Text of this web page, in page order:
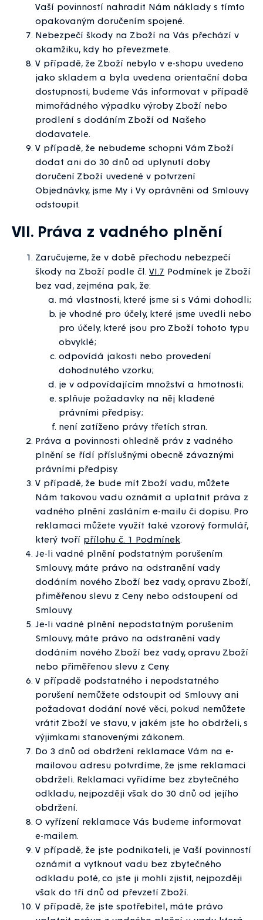
Vaší povinností nahradit Nám náklady s tímto
opakovaným doručením spojené.
Nebezpečí škody na Zboží na Vás přechází v
okamžiku, kdy ho převezmete.
V případě, že Zboží nebylo v e-shopu uvedeno
jako skladem a byla uvedena orientační doba
dostupnosti, budeme Vás informovat v případě
mimořádného výpadku výroby Zboží nebo
prodlení s dodáním Zboží od Našeho
dodavatele.
V případě, že nebudeme schopni Vám Zboží
dodat ani do 30 dnů od uplynutí doby
doručení Zboží uvedené v potvrzení
Objednávky, jsme My i Vy oprávněni od Smlouvy
odstoupit.
VII. Práva z vadného plnění
Zaručujeme, že v době přechodu nebezpečí
škody na Zboží podle čl. VI.7 Podmínek je Zboží
bez vad, zejména pak, že:
má vlastnosti, které jsme si s Vámi dohodli;
je vhodné pro účely, které jsme uvedli nebo
pro účely, které jsou pro Zboží tohoto typu
obvyklé;
odpovídá jakosti nebo provedení
dohodnutého vzorku;
je v odpovídajícím množství a hmotnosti;
splňuje požadavky na něj kladené
právními předpisy;
není zatíženo právy třetích stran.
Práva a povinnosti ohledně práv z vadného
plnění se řídí příslušnými obecně závaznými
právními předpisy.
V případě, že bude mít Zboží vadu, můžete
Nám takovou vadu oznámit a uplatnit práva z
vadného plnění zasláním e-mailu či dopisu. Pro
reklamaci můžete využít také vzorový formulář,
který tvoří přílohu č. 1 Podmínek.
Je-li vadné plnění podstatným porušením
Smlouvy, máte právo na odstranění vady
dodáním nového Zboží bez vady, opravu Zboží,
přiměřenou slevu z Ceny nebo odstoupení od
Smlouvy.
Je-li vadné plnění nepodstatným porušením
Smlouvy, máte právo na odstranění vady
dodáním nového Zboží bez vady, opravu Zboží
nebo přiměřenou slevu z Ceny.
V případě podstatného i nepodstatného
porušení nemůžete odstoupit od Smlouvy ani
požadovat dodání nové věci, pokud nemůžete
vrátit Zboží ve stavu, v jakém jste ho obdrželi, s
výjimkami stanovenými zákonem.
Do 3 dnů od obdržení reklamace Vám na e-
mailovou adresu potvrdíme, že jsme reklamaci
obdrželi. Reklamaci vyřídíme bez zbytečného
odkladu, nejpozději však do 30 dnů od jejího
obdržení.
O vyřízení reklamace Vás budeme informovat
e-mailem.
V případě, že jste podnikateli, je Vaší povinností
oznámit a vytknout vadu bez zbytečného
odkladu poté, co jste ji mohli zjistit, nejpozději
však do tří dnů od převzetí Zboží.
V případě, že jste spotřebitel, máte právo